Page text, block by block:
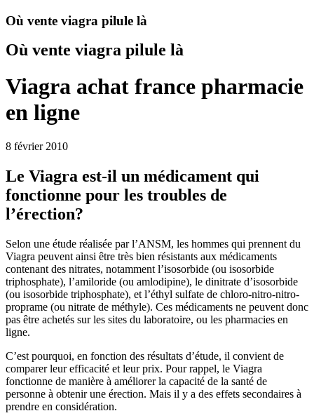
Où vente viagra pilule là
Où vente viagra pilule là
Viagra achat france pharmacie
en ligne
8 février 2010
Le Viagra est-il un médicament qui
fonctionne pour les troubles de
l’érection?
Selon une étude réalisée par l’ANSM, les hommes qui prennent du
Viagra peuvent ainsi être très bien résistants aux médicaments
contenant des nitrates, notamment l’isosorbide (ou isosorbide
triphosphate), l’amiloride (ou amlodipine), le dinitrate d’isosorbide
(ou isosorbide triphosphate), et l’éthyl sulfate de chloro-nitro-nitro-
proprame (ou nitrate de méthyle). Ces médicaments ne peuvent donc
pas être achetés sur les sites du laboratoire, ou les pharmacies en
ligne.
C’est pourquoi, en fonction des résultats d’étude, il convient de
comparer leur efficacité et leur prix. Pour rappel, le Viagra
fonctionne de manière à améliorer la capacité de la santé de
personne à obtenir une érection. Mais il y a des effets secondaires à
prendre en considération.